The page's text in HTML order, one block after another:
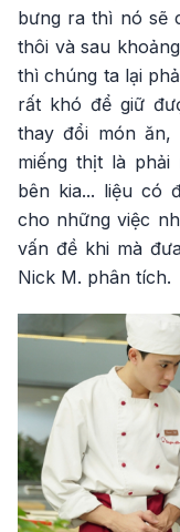
bưng ra thì nó sẽ
thôi và sau
thì chúng ta lại
rất khó để giữ
thay đổi món
miếng thịt là
bên kia... liệu có
cho những việc
vấn đề khi mà
Nick M. phân tích.